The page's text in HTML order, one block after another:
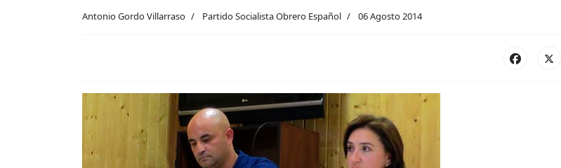
Antonio Gordo Villarraso Partido Socialista Obrero Español 06 Agosto 2014